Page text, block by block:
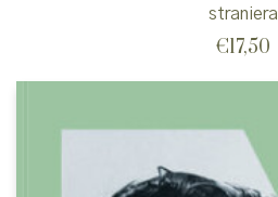
straniera
€17,50